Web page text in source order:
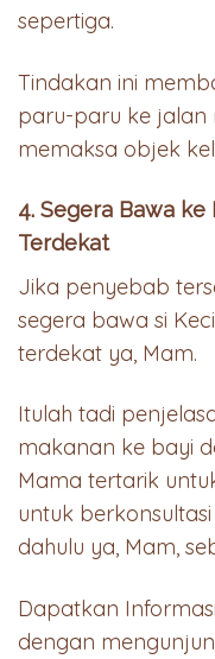
sepertiga.
Tindakan ini
paru-paru ke jalan
memaksa objek
4. Segera Bawa
Terdekat
Jika penyebab
segera bawa si
terdekat ya, Mam.
Itulah tadi
makanan ke bayi
Mama tertarik
untuk
dahulu ya, Mam,
Dapatkan
dengan